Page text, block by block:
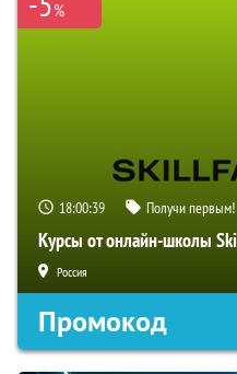
%
18:00:38 Получи первым!
Курсы от онлайн-школы
Россия
Промокод